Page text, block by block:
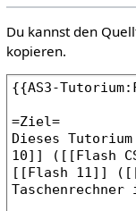
Du kannst den
kopieren.